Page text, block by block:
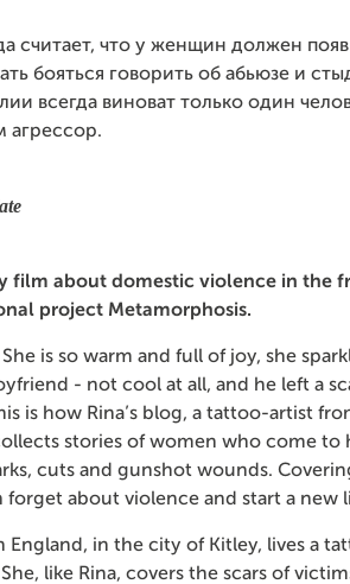
считает, что у женщин должен
бояться говорить об абьюзе и
всегда виноват только один
агрессор.
film about domestic violence in the
project Metamorphosis.
She is so warm and full of joy, she
- not cool at all, and he left a
is how Rina’s blog, a tattoo-artist
stories of women who come to
cuts and gunshot wounds.
forget about violence and start a new
England, in the city of Kitley, lives a
like Rina, covers the scars of